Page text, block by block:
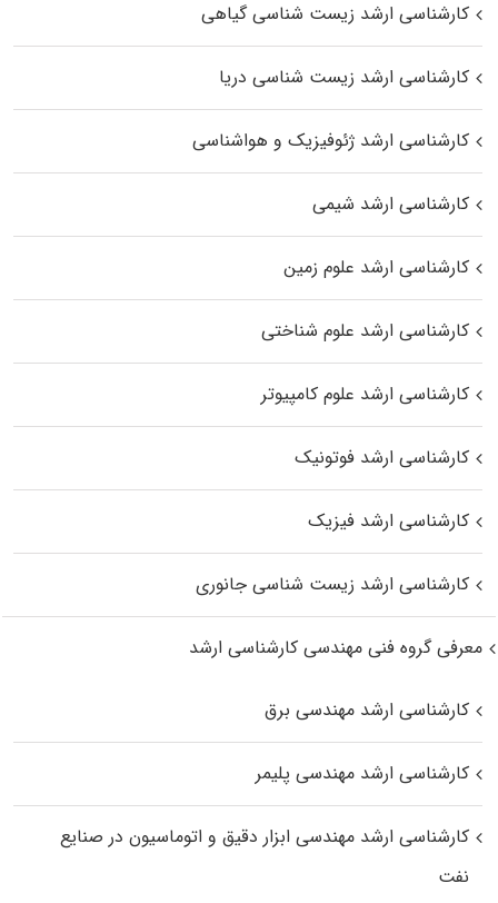
کارشناسی ارشد زیست‌ شناسی گیاهی
کارشناسی ارشد زیست‌ شناسی دریا
کارشناسی ارشد ژئوفیزیک و هواشناسی
کارشناسی ارشد شیمی
کارشناسی ارشد علوم زمین
کارشناسی ارشد علوم شناختی
کارشناسی ارشد علوم کامپیوتر
کارشناسی ارشد فوتونیک
کارشناسی ارشد فیزیک
کارشناسی ارشد زیست‌ شناسی جانوری
معرفی گروه فنی مهندسی کارشناسی ارشد
کارشناسی ارشد مهندسی برق
کارشناسی ارشد مهندسی پلیمر
کارشناسی ارشد مهندسی ابزار دقیق و اتوماسیون در صنایع
نفت